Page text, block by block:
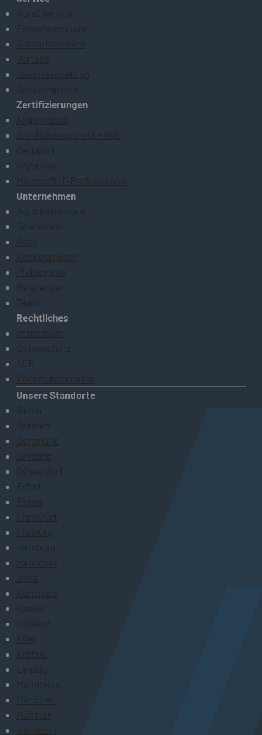
Kursübersicht
Firmenseminare
Garantietermine
Vorteile
Raumvermietung
Schulungsorte
Zertifizierungen
Allgemeines
Zertifizierungstest - VUE
Certiport
Kryterion
Microsoft IT-Professionals
Unternehmen
Autorisierungen
Downloads
Jobs
Kooperationen
Philosophie
Referenzen
Team
Rechtliches
Impressum
Datenschutz
AGB
Widerrufsformular
Unsere Standorte
Berlin
Bremen
Dortmund
Dresden
Düsseldorf
Erfurt
Essen
Frankfurt
Freiburg
Hamburg
Hannover
Jena
Karlsruhe
Kassel
Koblenz
Köln
Krefeld
Leipzig
Mannheim
München
Münster
Nürnberg